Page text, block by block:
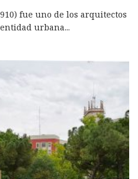
fue uno de los arquitectos
urbana...